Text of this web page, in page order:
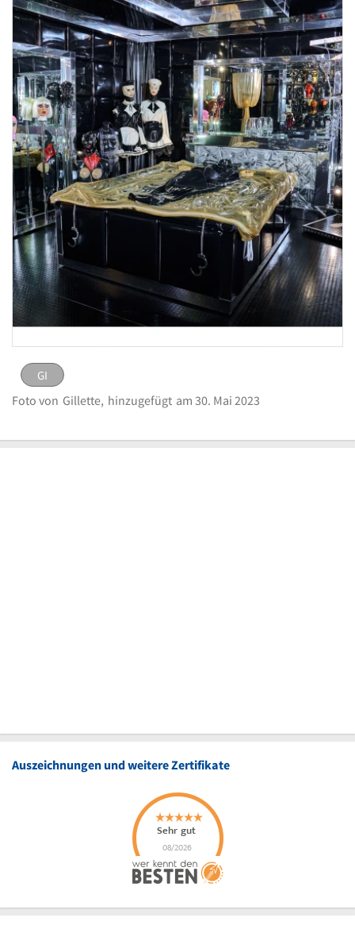
Rubber Suite im Studio Black Fun
GI
eingestellt vonGillette am 30. Mai 2023
GI
Foto von Gillette, hinzugefügt am 30. Mai 2023
Auszeichnungen und weitere Zertifikate